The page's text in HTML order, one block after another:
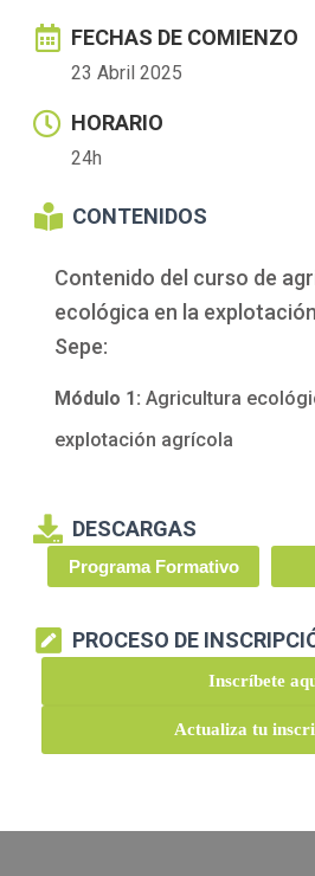
FECHAS DE COMIENZO
23 Abril 2025
HORARIO
24h
CONTENIDOS
Contenido del curso de
ecológica en la
Sepe:
Módulo 1: Agricultura
explotación agrícola
DESCARGAS
Programa Formativo
PROCESO DE
Inscríbete
Actualiza tu